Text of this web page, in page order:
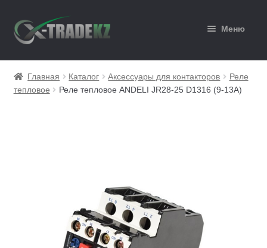
Перейти
к
Перейти
к
Меню
Главная
Каталог
Главная Каталог Аксессуары для контакторов
Реле
тепловое
Реле тепловое ANDELI JR28-25 D1316 (9-13А)